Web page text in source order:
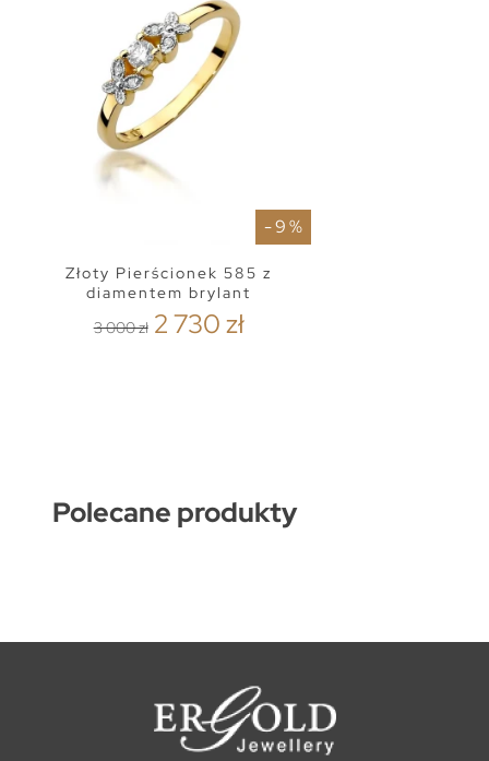
- 9 %
Złoty Pierścionek 585 z
diamentem brylant
3 000 zł 2 730 zł
Polecane produkty